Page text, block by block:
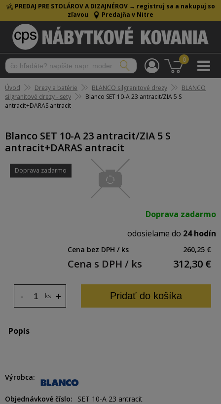
PREDAJ PRE STOLÁROV A DIZAJNÉROV → registruj sa a nakupuj so
zľavou
Predajňa v Nitre
0
Úvod Drezy a batérie BLANCO silgranitové drezy
BLANCO
silgranitové drezy - sety
Blanco SET 10-A 23 antracit/ZIA 5 S
antracit+DARAS antracit
Blanco SET 10-A 23 antracit/ZIA 5 S
antracit+DARAS antracit
Doprava zadarmo
Doprava zadarmo
odosielame do 24 hodín
Cena bez DPH / ks 260,25 €
Cena s DPH / ks 312,30 €
ks +
- Pridať do košíka
Popis
Výrobca
Objednávkové číslo
SET 10-A 23 antracit